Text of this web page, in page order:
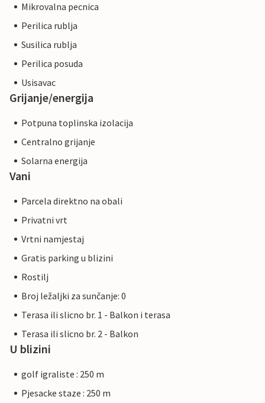
Mikrovalna pecnica
Perilica rublja
Susilica rublja
Perilica posuda
Usisavac
Grijanje/energija
Potpuna toplinska izolacija
Centralno grijanje
Solarna energija
Vani
Parcela direktno na obali
Privatni vrt
Vrtni namjestaj
Gratis parking u blizini
Rostilj
Broj ležaljki za sunčanje: 0
Terasa ili slicno br. 1 - Balkon i terasa
Terasa ili slicno br. 2 - Balkon
U blizini
golf igraliste : 250 m
Pjesacke staze : 250 m